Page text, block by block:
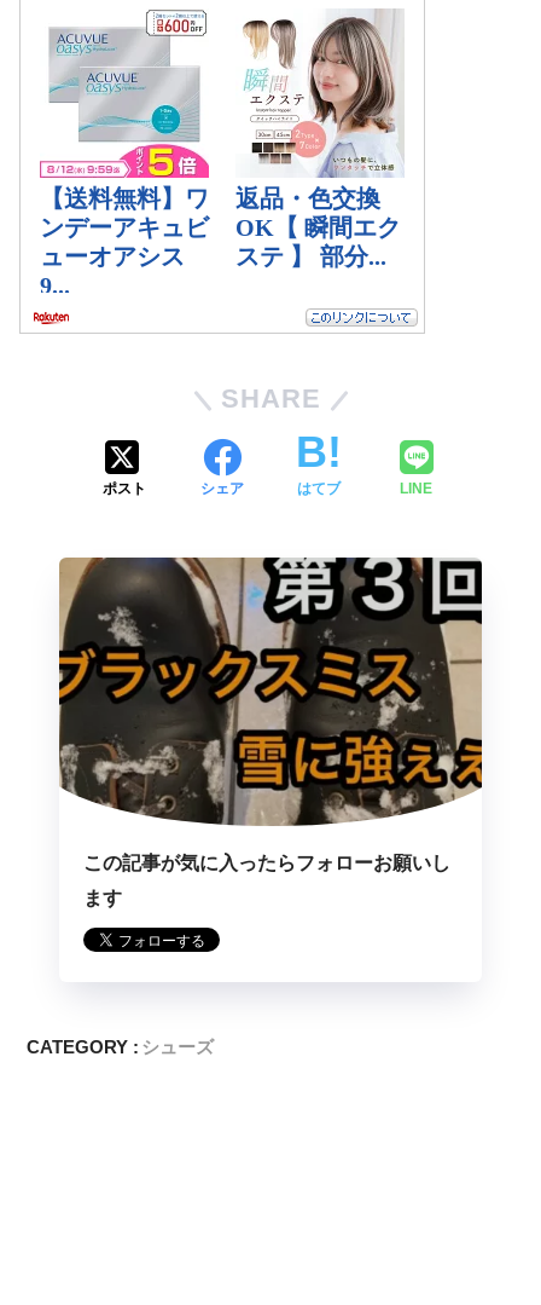
SHARE
ポスト シェア はてブ LINE
この記事が気に入ったらフォローお願いし
ます
CATEGORY : シューズ